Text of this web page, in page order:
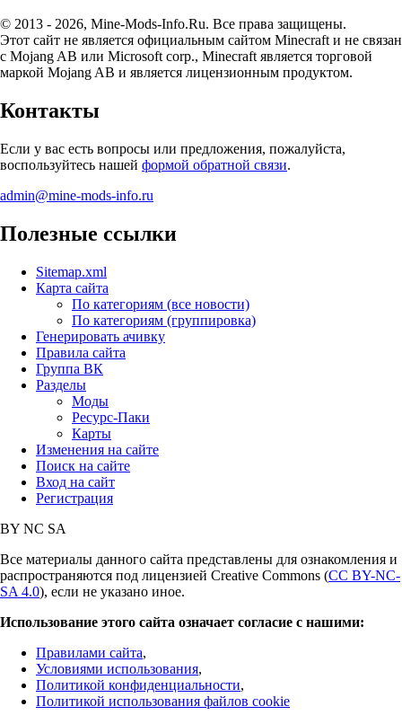
© 2013 - 2026, Mine-Mods-Info.Ru. Все права защищены.
Этот сайт не является официальным сайтом Minecraft и не связан
с Mojang AB или Microsoft corp., Minecraft является торговой
маркой Mojang AB и является лицензионным продуктом.
Контакты
Если у вас есть вопросы или предложения, пожалуйста,
воспользуйтесь нашей формой обратной связи.
admin@mine-mods-info.ru
Полезные ссылки
Sitemap.xml
Карта сайта
По категориям (все новости)
По категориям (группировка)
Генерировать ачивку
Правила сайта
Группа ВК
Разделы
Моды
Ресурс-Паки
Карты
Изменения на сайте
Поиск на сайте
Вход на сайт
Регистрация
BY NC SA
Все материалы данного сайта представлены для ознакомления и
распространяются под лицензией Creative Commons (CC BY-NC-
SA 4.0), если не указано иное.
Использование этого сайта означает согласие с нашими:
Правилами сайта,
Условиями использования,
Политикой конфиденциальности,
Политикой использования файлов cookie